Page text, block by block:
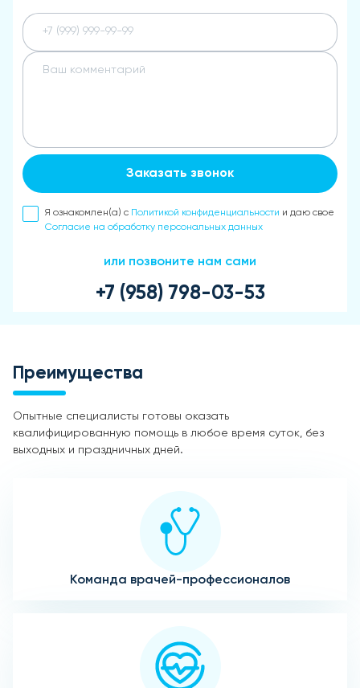
Заказать звонок
Я ознакомлен(а) с Политикой конфиденциальности и даю свое
Согласие на обработку персональных данных
или позвоните нам сами
+7 (958) 798-03-53
Преимущества
Опытные специалисты готовы оказать
квалифицированную помощь в любое время суток, без
выходных и праздничных дней.
Команда врачей-профессионалов